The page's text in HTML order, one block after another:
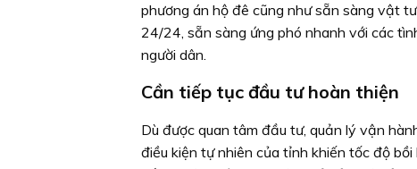
phương án hộ đê cũng như sẵn sàng vật
24/24, sẵn sàng ứng phó nhanh với các
người dân.
Cần tiếp tục đầu tư hoàn thiện
Dù được quan tâm đầu tư, quản lý vận
điều kiện tự nhiên của tỉnh khiến tốc độ